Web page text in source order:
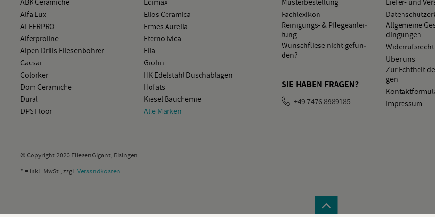
Alfa Lux
AL­FER­PRO
Al­fer­pro­li­ne
Alpen Drills Flie­sen­boh­rer
Cae­sar
Co­lor­ker
Dom Ce­ra­mi­che
Dural
DPS Floor
Elios Ce­ra­mi­ca
Ermes Au­re­lia
Eter­no Ivica
Fila
Grohn
HK Edel­stahl Du­sch­ab­la­gen
Hö­f­ats
Kie­sel Bau­che­mie
Alle Mar­ken
Fach­le­xi­kon
Rei­ni­gungs- & Pfle­ge­an­lei­
tung
Wunsch­flie­se nicht ge­fun­
den?
SIE HABEN FRA­GEN?
+49 7476 8989185
All­ge­mei­ne
din­gun­gen
Wi­der­rufs­recht
Über uns
Zur Echt­heit
gen
Im­pres­sum
© Co­py­right 2026 Flie­sen­Gi­gant, Bi­sin­gen
* = inkl. MwSt., zzgl.Ver­sand­kos­ten